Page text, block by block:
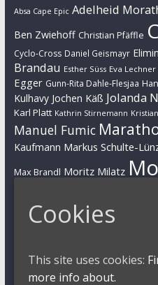
Absa Cape Epic Adelheid
Ben Zwiehoff Christian Pfäffle
Cyclo-Cross Daniel Geismayr
Brandau Esther Süss Eva Lechner
Egger Gunn-Rita Dahle-Flesjaa
Kulhavy Jochen Käß Jolanda
Karl Platt Kathrin Stirnemann
Manuel Fumic
Kaufmann Markus Schulte-
Max Brandl Moritz Milatz
Simon Stiebjahn UCI
Impressum
Cookies
This site uses cookies:
more info about.